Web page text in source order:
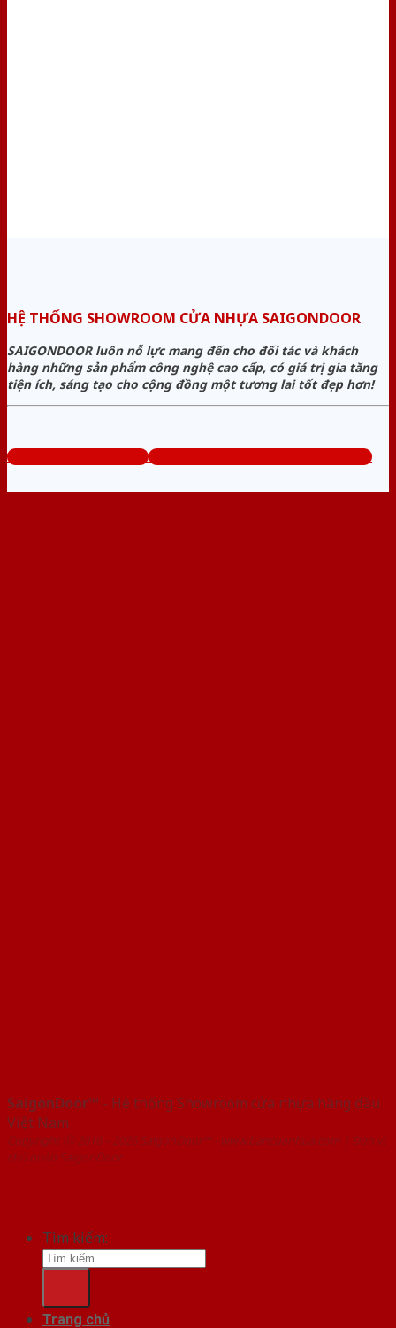
HỆ THỐNG SHOWROOM CỬA NHỰA SAIGONDOOR
SAIGONDOOR luôn nỗ lực mang đến cho đối tác và khách
hàng những sản phẩm công nghệ cao cấp, có giá trị gia tăng
tiện ích, sáng tạo cho cộng đồng một tương lai tốt đẹp hơn!
www.sieuthicuanhua.net Tổng đài tư vấn miễn phí: 0824.400.400
SaigonDoor™ - Hệ thống Showroom cửa nhựa hàng đầu
Việt Nam
Copyright ⓒ 2016 – 2026 SaigonDoor™ - www.bancuanhua.com | Đơn vị
chủ quản SaigonDoor
Tìm kiếm:
Trang chủ